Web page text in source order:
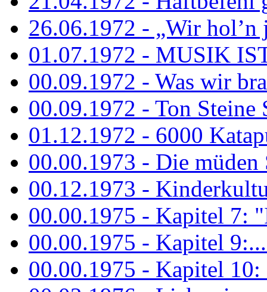
26.06.1972 - „Wir hol’n
01.07.1972 - MUSIK
00.09.1972 - Was wir
00.09.1972 - Ton Steine
01.12.1972 - 6000
00.00.1973 - Die müden
00.12.1973 -
00.00.1975 - Kapitel 7:
00.00.1975 - Kapitel
00.00.1975 - Kapitel